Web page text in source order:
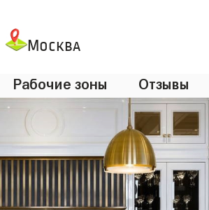
Москва
Рабочие зоны Отзывы